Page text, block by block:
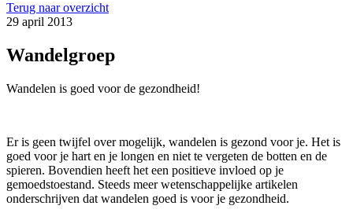
Terug naar overzicht
29 april 2013
Wandelgroep
Wandelen is goed voor de gezondheid!
Er is geen twijfel over mogelijk, wandelen is gezond voor je. Het is
goed voor je hart en je longen en niet te vergeten de botten en de
spieren. Bovendien heeft het een positieve invloed op je
gemoedstoestand. Steeds meer wetenschappelijke artikelen
onderschrijven dat wandelen goed is voor je gezondheid.